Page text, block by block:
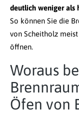
deutlich weniger als
So können Sie die
von Scheitholz
öffnen.
Woraus
Öfen von